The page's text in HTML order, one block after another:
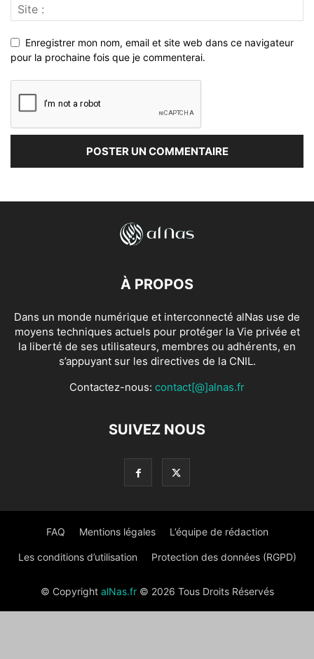
Enregistrer mon nom, email et site web dans ce navigateur
pour la prochaine fois que je commenterai.
À PROPOS
Dans un monde numérique et interconnecté alNas use de
moyens techniques actuels pour protéger la Vie privée et
la liberté de ses utilisateurs, membres ou adhérents, en
s’appuyant sur les directives de la CNIL.
Contactez-nous: contact[@]alnas.fr
SUIVEZ NOUS
FAQ Mentions légales L’équipe de rédaction
Les conditions d’utilisation Protection des données (RGPD)
© Copyright alNas.fr© 2026 Tous Droits Réservés